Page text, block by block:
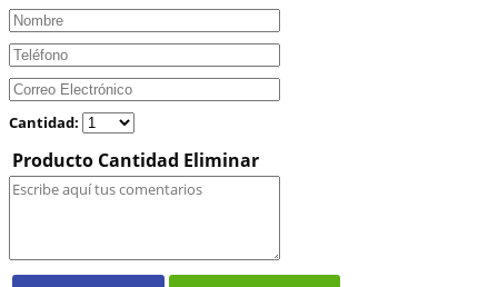
Cantidad:
Producto Cantidad Eliminar